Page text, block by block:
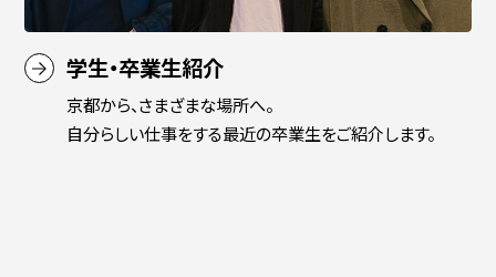
通信教育部
学生・卒業生紹介
京都から、さまざまな場所へ。
自分らしい仕事をする最近の卒業生をご紹介します。